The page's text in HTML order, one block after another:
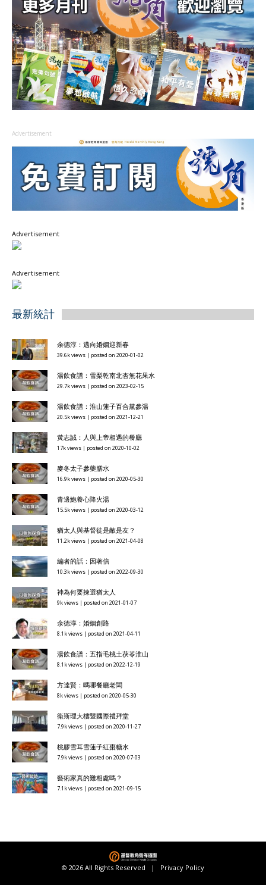
Advertisement
Advertisement
Advertisement
最新統計
余德淳：邁向婚姻迎新春
39.6k views | posted on 2020-01-02
湯飲食譜：雪梨乾南北杏無花果水
29.7k views | posted on 2023-02-15
湯飲食譜：淮山蓮子百合黨參湯
20.5k views | posted on 2021-12-21
黃志誠：人與上帝相遇的餐廳
17k views | posted on 2020-10-02
麥冬太子參藥膳水
16.9k views | posted on 2020-05-30
青邊鮑養心降火湯
15.5k views | posted on 2020-03-12
猶太人與基督徒是敵是友？
11.2k views | posted on 2021-04-08
編者的話：因著信
10.3k views | posted on 2022-09-30
神為何要揀選猶太人
9k views | posted on 2021-01-07
余德淳：婚姻創路
8.1k views | posted on 2021-04-11
湯飲食譜：五指毛桃土茯苓淮山
8.1k views | posted on 2022-12-19
方達賢：嗎哪餐廳老闆
8k views | posted on 2020-05-30
衞斯理大樓暨國際禮拜堂
7.9k views | posted on 2020-11-27
桃膠雪耳雪蓮子紅棗糖水
7.9k views | posted on 2020-07-03
藝術家真的難相處嗎？
7.1k views | posted on 2021-09-15
© 2026 All Rights Reserved | Privacy Policy